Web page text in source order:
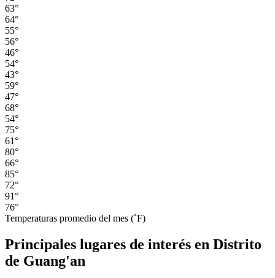
63°
64°
55°
56°
46°
54°
43°
59°
47°
68°
54°
75°
61°
80°
66°
85°
72°
91°
76°
Temperaturas promedio del mes (˚F)
Principales lugares de interés en Distrito
de Guang'an